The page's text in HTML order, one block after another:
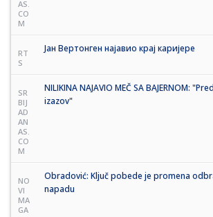
AS.
CO
M
RT
S
Јан Вертонген најавио крај каријере
SR
BIJ
AD
AN
AS.
CO
M
NILIKINA NAJAVIO MEČ SA BAJERNOM:
izazov"
NO
VI
MA
GA
Obradović: Ključ pobede je promena
napadu